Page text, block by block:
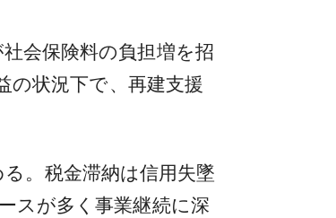
会保険料の負担増を招
の状況下で、再建支援
。税金滞納は信用失墜
スが多く事業継続に深